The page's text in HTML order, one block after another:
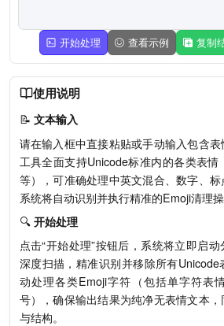
开始处理 查看示例 复制
使用说明
📝 文本输入
请在输入框中直接粘贴或手动输入包含
工具全面支持Unicode标准内的各类表
等），可准确处理中英文混合、数字、标
系统将自动识别并执行精准的Emoji清理操
🔍 开始处理
点击“开始处理”按钮后，系统将立即启
深度扫描，精准识别并移除所有Unicode
动处理各类Emoji字符（包括单字符表
号），确保输出结果为纯净无表情文本
与结构。